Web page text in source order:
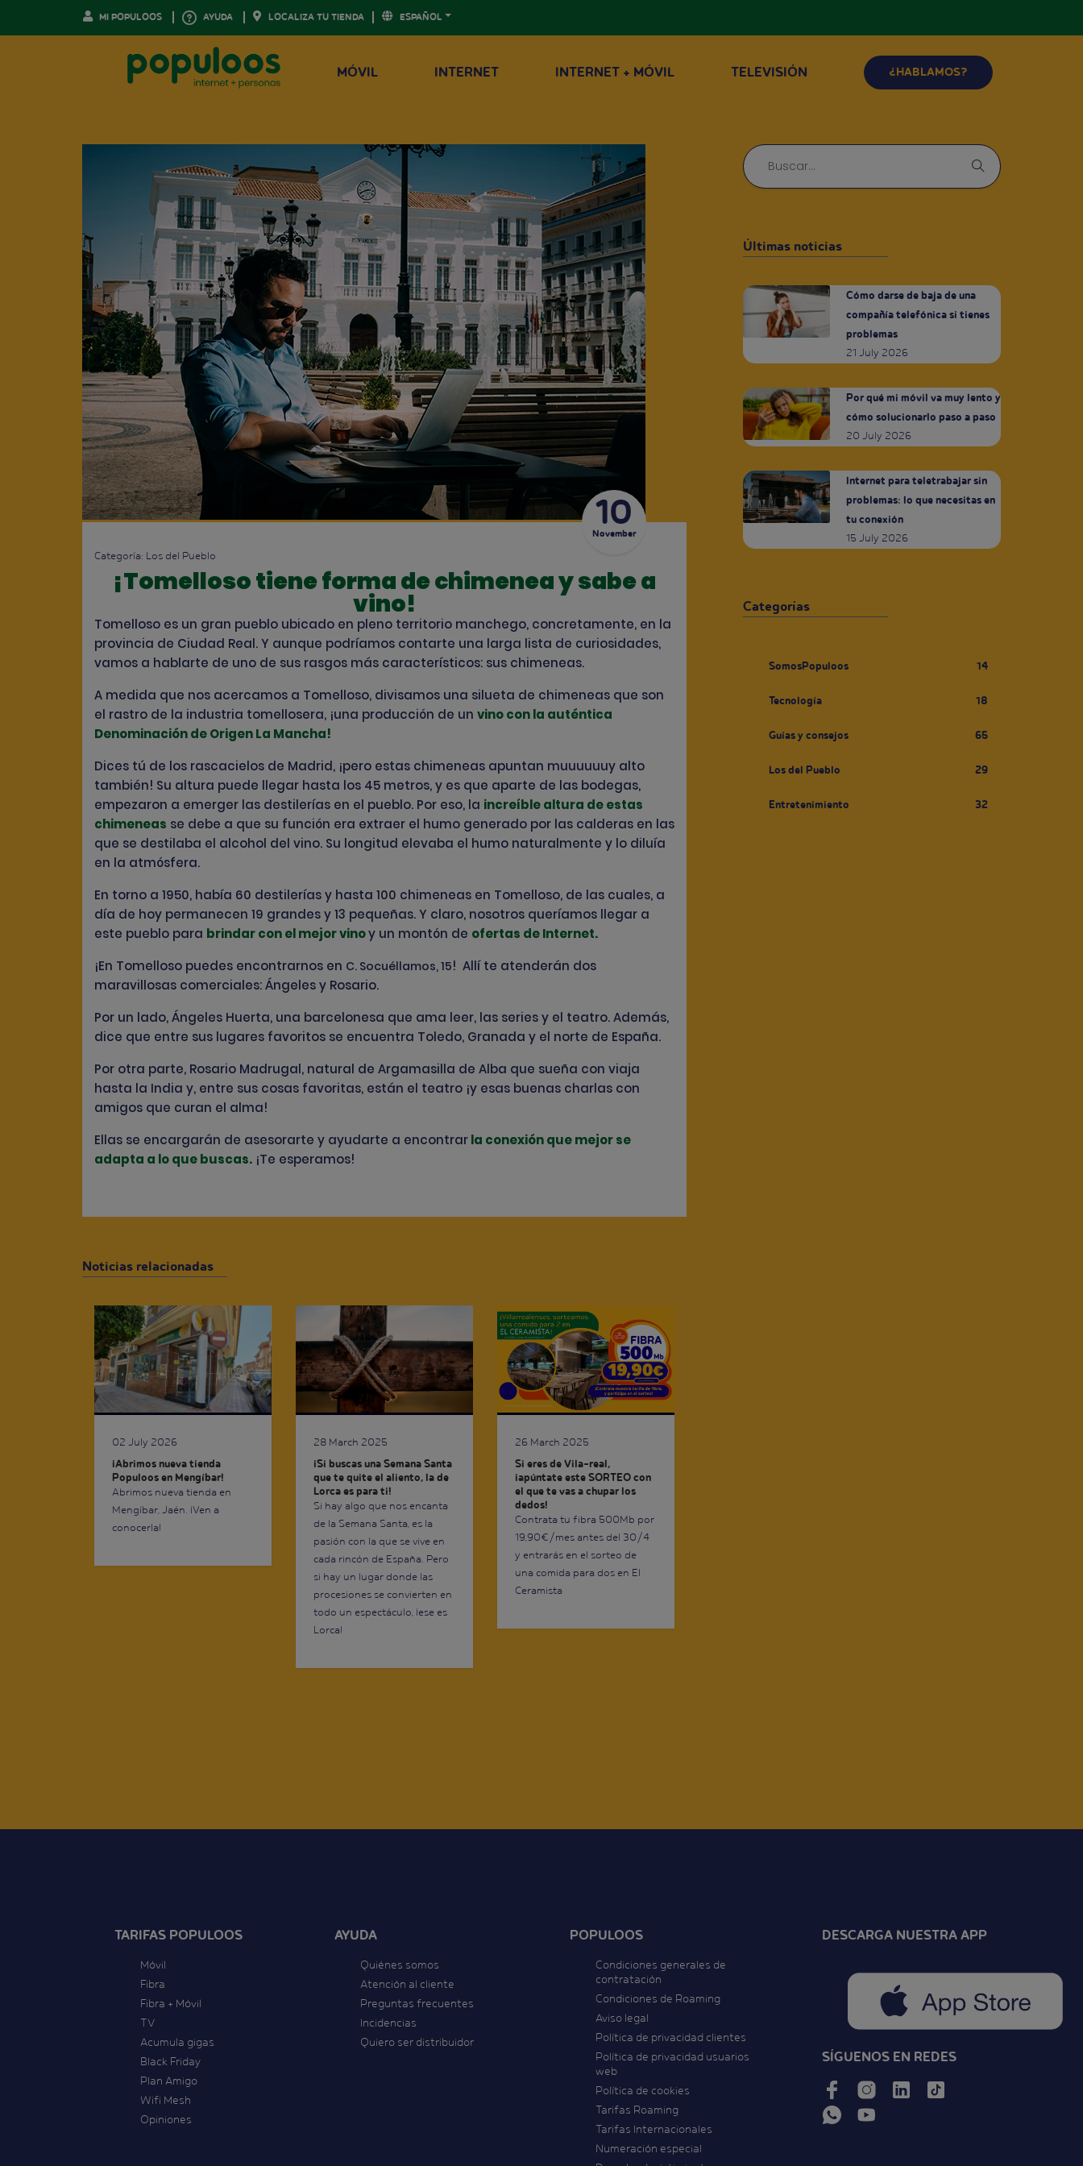
MI POPULOOS AYUDA LOCALIZA TU TIENDA ESPAÑOL
MÓVIL INTERNET INTERNET + MÓVIL TELEVISIÓN ¿HABLAMOS?
10
November
Categoría: Los del Pueblo
¡Tomelloso tiene forma de chimenea y sabe a
vino!
Tomelloso es un gran pueblo ubicado en pleno territorio manchego, concretamente, en la
provincia de Ciudad Real. Y aunque podríamos contarte una larga lista de curiosidades,
vamos a hablarte de uno de sus rasgos más característicos: sus chimeneas.
A medida que nos acercamos a Tomelloso, divisamos una silueta de chimeneas que son
el rastro de la industria tomellosera, ¡una producción de un vino con la auténtica
Denominación de Origen La Mancha!
Dices tú de los rascacielos de Madrid, ¡pero estas chimeneas apuntan muuuuuuy alto
también! Su altura puede llegar hasta los 45 metros, y es que aparte de las bodegas,
empezaron a emerger las destilerías en el pueblo. Por eso, la increíble altura de estas
chimeneas se debe a que su función era extraer el humo generado por las calderas en las
que se destilaba el alcohol del vino. Su longitud elevaba el humo naturalmente y lo diluía
en la atmósfera.
En torno a 1950, había 60 destilerías y hasta 100 chimeneas en Tomelloso, de las cuales, a
día de hoy permanecen 19 grandes y 13 pequeñas. Y claro, nosotros queríamos llegar a
este pueblo para brindar con el mejor vinoy un montón de ofertas de Internet.
¡En Tomelloso puedes encontrarnos en C. Socuéllamos, 15! Allí te atenderán dos
maravillosas comerciales: Ángeles y Rosario.
Por un lado, Ángeles Huerta, una barcelonesa que ama leer, las series y el teatro. Además,
dice que entre sus lugares favoritos se encuentra Toledo, Granada y el norte de España.
Por otra parte, Rosario Madrugal, natural de Argamasilla de Alba que sueña con viaja
hasta la India y, entre sus cosas favoritas, están el teatro ¡y esas buenas charlas con
amigos que curan el alma!
Ellas se encargarán de asesorarte y ayudarte a encontrarla conexión que mejor se
adapta a lo que buscas. ¡Te esperamos!
Noticias relacionadas
02 July 2026
¡Abrimos nueva tienda
Populoos en Mengíbar!
Abrimos nueva tienda en
Mengíbar, Jaén. ¡Ven a
conocerla!
28 March 2025
¡Si buscas una Semana Santa
que te quite el aliento, la de
Lorca es para ti!
Si hay algo que nos encanta
de la Semana Santa, es la
pasión con la que se vive en
cada rincón de España. Pero
si hay un lugar donde las
procesiones se convierten en
todo un espectáculo, ¡ese es
Lorca!
26 March 2025
Si eres de Vila-real,
¡apúntate este SORTEO con
el que te vas a chupar los
dedos!
Contrata tu fibra 500Mb por
19,90€/mes antes del 30/4
y entrarás en el sorteo de
una comida para dos en El
Ceramista
Últimas noticias
Cómo darse de baja de una
compañía telefónica si tienes
problemas
21 July 2026
Por qué mi móvil va muy lento y
cómo solucionarlo paso a paso
20 July 2026
Internet para teletrabajar sin
problemas: lo que necesitas en
tu conexión
15 July 2026
Categorías
SomosPopuloos 14
Tecnología 18
Guías y consejos 65
Los del Pueblo 29
Entretenimiento 32
TARIFAS POPULOOS
Móvil
Fibra
Fibra + Móvil
TV
Acumula gigas
Black Friday
Plan Amigo
Wifi Mesh
Opiniones
AYUDA
Quiénes somos
Atención al cliente
Preguntas frecuentes
Incidencias
Quiero ser distribuidor
POPULOOS
Condiciones generales de
contratación
Condiciones de Roaming
Aviso legal
Política de privacidad clientes
Política de privacidad usuarios
web
Política de cookies
Tarifas Roaming
Tarifas Internacionales
Numeración especial
DESCARGA NUESTRA APP
SÍGUENOS EN REDES